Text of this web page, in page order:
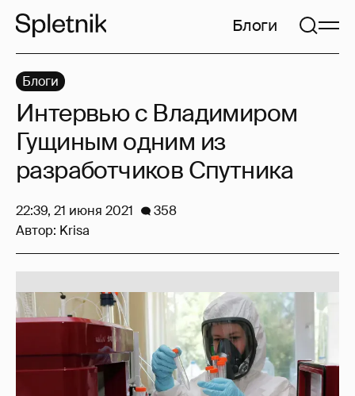
Блоги
Блоги
Интервью с Владимиром
Гущиным одним из
разработчиков Спутника
22:39, 21 июня 2021
358
Автор: Krisa